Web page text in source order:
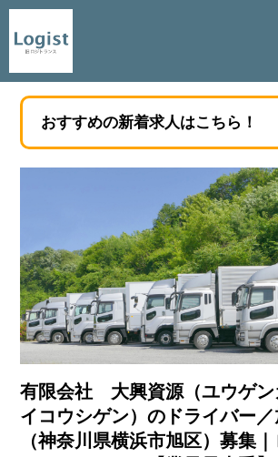
おすすめの新着求人はこちら！
有限会社 大興資源（ユウゲ
イコウシゲン）のドライバー
（神奈川県横浜市旭区）募集